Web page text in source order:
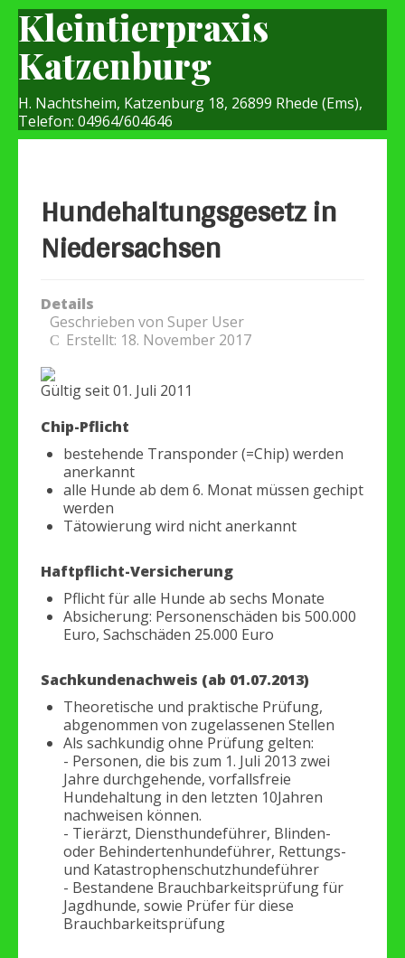
Kleintierpraxis
Katzenburg
H. Nachtsheim, Katzenburg 18, 26899 Rhede (Ems),
Telefon: 04964/604646
Hundehaltungsgesetz in
Niedersachsen
Details
Geschrieben von Super User
Erstellt: 18. November 2017
Gültig seit 01. Juli 2011
Chip-Pflicht
bestehende Transponder (=Chip) werden
anerkannt
alle Hunde ab dem 6. Monat müssen gechipt
werden
Tätowierung wird nicht anerkannt
Haftpflicht-Versicherung
Pflicht für alle Hunde ab sechs Monate
Absicherung: Personenschäden bis 500.000
Euro, Sachschäden 25.000 Euro
Sachkundenachweis (ab 01.07.2013)
Theoretische und praktische Prüfung,
abgenommen von zugelassenen Stellen
Als sachkundig ohne Prüfung gelten:
- Personen, die bis zum 1. Juli 2013 zwei
Jahre durchgehende, vorfallsfreie
Hundehaltung in den letzten 10Jahren
nachweisen können.
- Tierärzt, Diensthundeführer, Blinden-
oder Behindertenhundeführer, Rettungs-
und Katastrophenschutzhundeführer
- Bestandene Brauchbarkeitsprüfung für
Jagdhunde, sowie Prüfer für diese
Brauchbarkeitsprüfung